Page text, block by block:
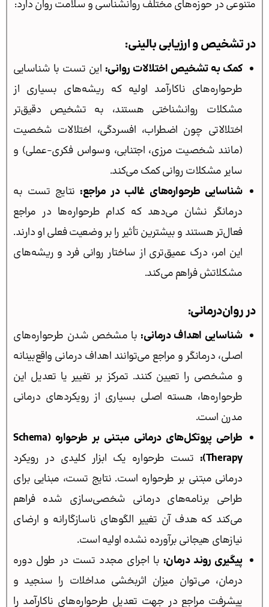
متنوعی در حوزه‌های مختلف روانشناسی و سلامت روان دارد:
در تشخیص و ارزیابی بالینی:
کمک به تشخیص اختلالات روانی: این تست با شناسایی
طرحواره‌های ناکارآمد اولیه که ریشه‌های بسیاری از
مشکلات روانشناختی هستند، به تشخیص دقیق‌تر
اختلالاتی چون اضطراب، افسردگی، اختلالات شخصیت
(مانند شخصیت مرزی، اجتنابی، وسواس فکری-عملی) و
سایر مشکلات روانی کمک می‌کند.
شناسایی طرحواره‌های غالب در مراجع: نتایج تست به
درمانگر نشان می‌دهد که کدام طرحواره‌ها در مراجع
فعال‌تر هستند و بیشترین تأثیر را بر وضعیت فعلی او دارند.
این امر، درک عمیق‌تری از ساختار روانی فرد و ریشه‌های
مشکلاتش فراهم می‌کند.
در روان‌درمانی:
شناسایی اهداف درمانی: با مشخص شدن طرحواره‌های
اصلی، درمانگر و مراجع می‌توانند اهداف درمانی واقع‌بینانه
و مشخصی را تعیین کنند. تمرکز بر تغییر یا تعدیل این
طرحواره‌ها، هسته اصلی بسیاری از رویکردهای درمانی
مدرن است.
طراحی پروتکل‌های درمانی مبتنی بر طرحواره (Schema
Therapy):
تست طرحواره یک ابزار کلیدی در رویکرد
درمانی مبتنی بر طرحواره است. نتایج تست، مبنایی برای
طراحی برنامه‌های درمانی شخصی‌سازی شده فراهم
می‌کند که هدف آن تغییر الگوهای ناسازگارانه و ارضای
نیازهای هیجانی برآورده نشده اولیه است.
پیگیری روند درمان: با اجرای مجدد تست در طول دوره
درمان، می‌توان میزان اثربخشی مداخلات را سنجید و
پیشرفت مراجع در جهت تعدیل طرحواره‌های ناکارآمد را